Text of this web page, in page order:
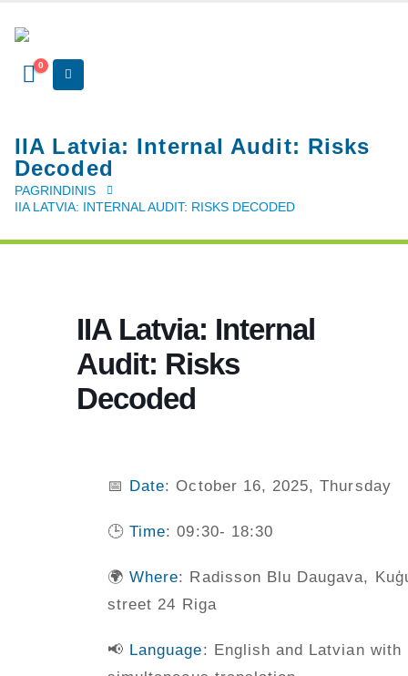
0
IIA Latvia: Internal Audit: Risks
Decoded
PAGRINDINIS
IIA LATVIA: INTERNAL AUDIT: RISKS DECODED
IIA Latvia: Internal
Audit: Risks
Decoded
📅 Date: October 16, 2025, Thursday
🕒 Time: 09:30- 18:30
🌍 Where: Radisson Blu Daugava,
street 24 Riga
📢 Language: English and Latvian with